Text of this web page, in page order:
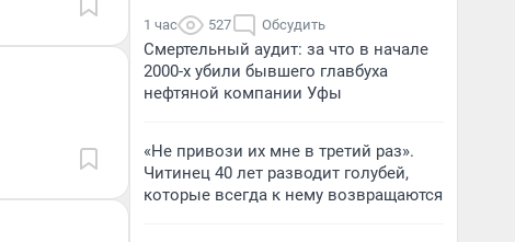
1 час 527 Обсудить
Смертельный аудит: за что в начале
2000-х убили бывшего главбуха
нефтяной компании Уфы
«Не привози их мне в третий раз».
Читинец 40 лет разводит голубей,
которые всегда к нему возвращаются